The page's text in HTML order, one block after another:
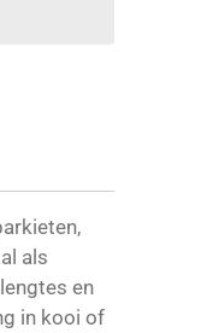
als
en
in kooi of